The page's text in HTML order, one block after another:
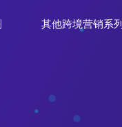
其他跨境营销系列